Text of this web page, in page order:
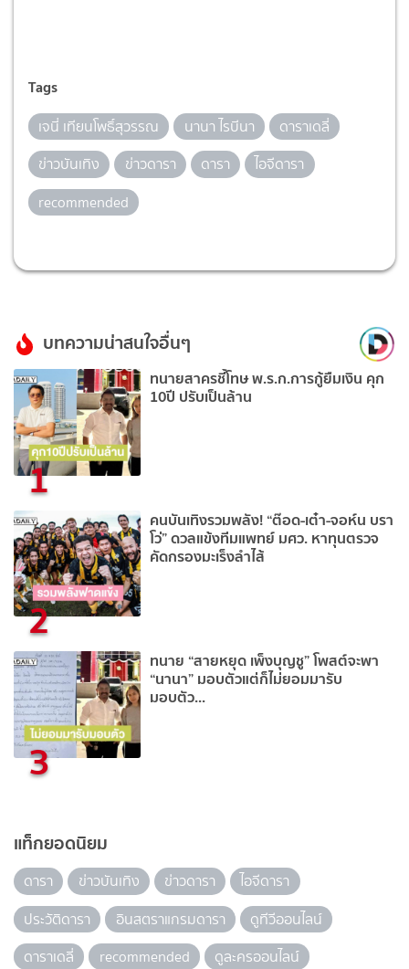
Tags
เจนี่ เทียนโพธิ์สุวรรณ นานา ไรบีนา
ดาราเดลี่
ข่าวบันเทิง
ข่าวดารา ดารา
ไอจีดารา
recommended
บทความน่าสนใจอื่นๆ
1
ทนายสาครชี้โทษ พ.ร.ก.การกู้ยืมเงิน คุก
10ปี ปรับเป็นล้าน
2
คนบันเทิงรวมพลัง! “ต๊อด-เต๋า-จอห์น บรา
โว่” ดวลแข้งทีมแพทย์ มศว. หาทุนตรวจ
คัดกรองมะเร็งลำไส้
3
ทนาย “สายหยุด เพ็งบุญชู” โพสต์จะพา
“นานา” มอบตัวแต่ก็ไม่ยอมมารับ
มอบตัว...
แท็กยอดนิยม
ดารา ข่าวบันเทิง ข่าวดารา
ไอจีดารา
ประวัติดารา
อินสตราแกรมดารา
ดูทีวีออนไลน์
ดาราเดลี่
recommended ดูละครออนไลน์